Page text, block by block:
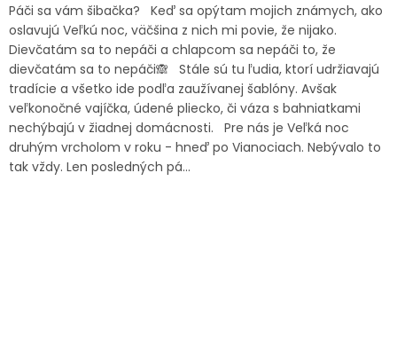
Páči sa vám šibačka? Keď sa opýtam mojich známych, ako
oslavujú Veľkú noc, väčšina z nich mi povie, že nijako.
Dievčatám sa to nepáči a chlapcom sa nepáči to, že
dievčatám sa to nepáči🙈 Stále sú tu ľudia, ktorí udržiavajú
tradície a všetko ide podľa zaužívanej šablóny. Avšak
veľkonočné vajíčka, údené pliecko, či váza s bahniatkami
nechýbajú v žiadnej domácnosti. Pre nás je Veľká noc
druhým vrcholom v roku - hneď po Vianociach. Nebývalo to
tak vždy. Len posledných pá...